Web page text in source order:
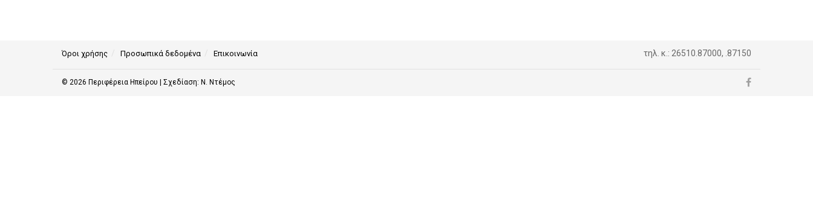
Όροι χρήσης Προσωπικά δεδομένα Επικοινωνία τηλ. κ.: 26510.87000, .87150
© 2026 Περιφέρεια Ηπείρου | Σχεδίαση: Ν. Ντέμος